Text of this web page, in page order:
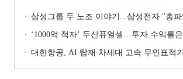
삼성그룹 두 노조 이야기...삼성전자 "총파업" 엄포 vs 삼성重
‘1000억 적자’ 두산퓨얼셀…투자 수익률은 11배
대한항공, AI 탑재 차세대 고속 무인표적